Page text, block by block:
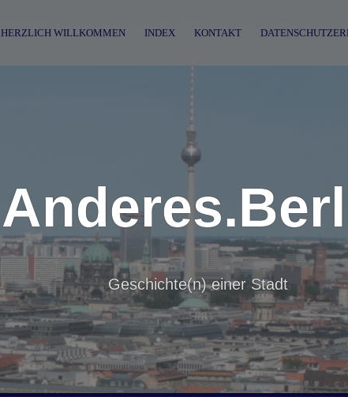
HERZLICH WILLKOMMEN INDEX KONTAKT
Geschichte(n) einer Stadt